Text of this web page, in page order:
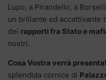
Lupo, a Pirandello, a
un brillante ed accattivante
dei rapporti fra Stato e
nostri.
Cosa Vostra verrà
splendida cornice di